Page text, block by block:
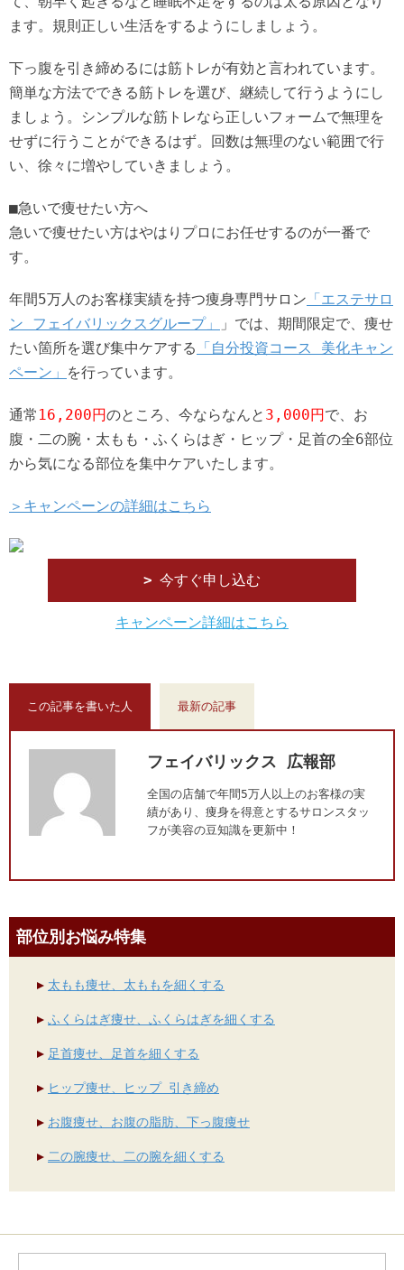
ます。規則正しい生活をするようにしましょう。
下っ腹を引き締めるには筋トレが有効と言われています。
簡単な方法でできる筋トレを選び、継続して行うようにし
ましょう。シンプルな筋トレなら正しいフォームで無理を
せずに行うことができるはず。回数は無理のない範囲で行
い、徐々に増やしていきましょう。
■急いで痩せたい方へ
急いで痩せたい方はやはりプロにお任せするのが一番で
す。
年間5万人のお客様実績を持つ痩身専門サロン 「エステサロ
ン フェイバリックスグループ」
」では、期間限定で、痩せ
たい箇所を選び集中ケアする 「自分投資コース 美化キャン
ペーン」 を行っています。
通常 16,200円のところ、今ならなんと 3,000円 で、お
腹・二の腕・太もも・ふくらはぎ・ヒップ・足首の全6部位
から気になる部位を集中ケアいたします。
＞キャンペーンの詳細はこちら
今すぐ申し込む
キャンペーン詳細はこちら
この記事を書いた人 最新の記事
フェイバリックス 広報部
全国の店舗で年間5万人以上のお客様の実
績があり、痩身を得意とするサロンスタッ
フが美容の豆知識を更新中！
部位別お悩み特集
太もも痩せ、太ももを細くする
ふくらはぎ痩せ、ふくらはぎを細くする
足首痩せ、足首を細くする
ヒップ痩せ、ヒップ 引き締め
お腹痩せ、お腹の脂肪、下っ腹痩せ
二の腕痩せ、二の腕を細くする